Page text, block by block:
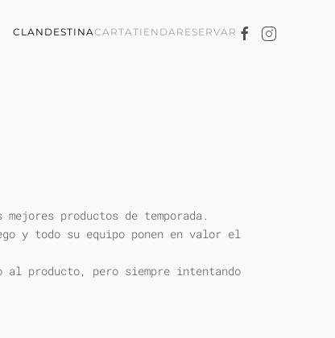
CLANDESTINACARTATIENDARESERVAR
productos de temporada.
y todo su equipo ponen en valor el
al producto, pero siempre intentando